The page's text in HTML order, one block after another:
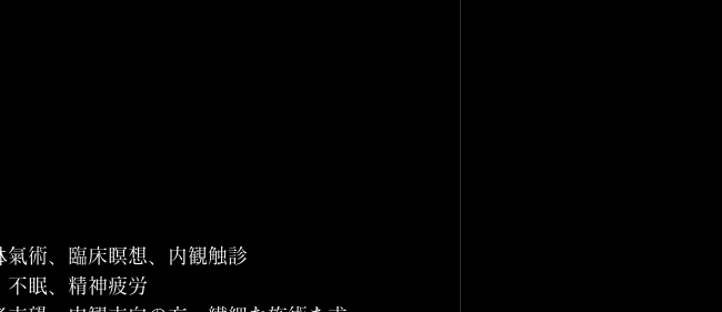
術、臨床瞑想、内観触診
不眠、精神疲労